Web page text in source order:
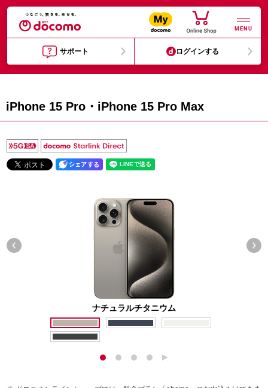
MENU
サポート ログインする
iPhone 15 Pro・iPhone 15 Pro Max
ナチュラルチタニウム